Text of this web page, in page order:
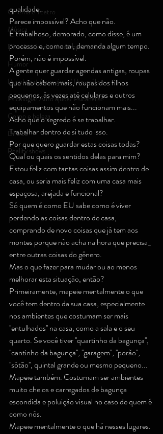
Cinema e Teatro
Música
Dicas/novidades de compra e consumo
Humor
Psicologia/ Auto ajuda/ Psicanálise
Psicologia/ Auto ajuda/ Psicanálise
Corpo e beleza
Direito
Reality shows
qualidade.
Parece impossível? Acho que não.
É trabalhoso, demorado, como disse, é um
processo e, como tal, demanda algum tempo.
Porém, não é impossível.
A gente quer guardar agendas antigas, roupas
que não cabem mais, roupas dos filhos
pequenos, às vezes até celulares e outros
equipamentos que não funcionam mais...
Acho que o segredo é se trabalhar.
Trabalhar dentro de si tudo isso.
Por que quero guardar estas coisas todas?
Qual ou quais os sentidos delas para mim?
Estou feliz com tantas coisas assim dentro de
casa, ou seria mais feliz com uma casa mais
espaçosa, arejada e funcional?
Só quem é como EU sabe como é viver
perdendo as coisas dentro de casa;
comprando de novo coisas que já tem aos
montes porque não acha na hora que precisa_
entre outras coisas do gênero.
Mas o que fazer para mudar ou ao menos
melhorar esta situação, então?
Primeiramente, mapeie mentalmente o que
você tem dentro da sua casa, especialmente
nos ambientes que costumam ser mais
''entulhados'' na casa, como a sala e o seu
quarto. Se você tiver ''quartinho da bagunça'',
''cantinho da bagunça'', ''garagem'', ''porão'',
''sótão'', quintal grande ou mesmo pequeno...
Mapeie também. Costumam ser ambientes
muito cheios e carregados de bagunça
escondida e poluição visual no caso de quem é
como nós.
Mapeie mentalmente o que há nesses lugares.